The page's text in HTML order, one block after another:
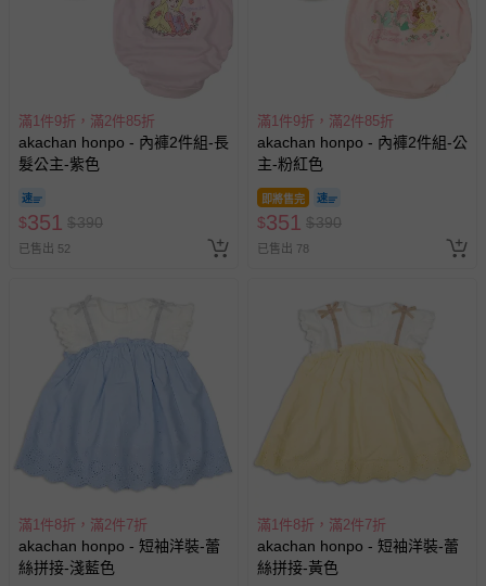
滿1件9折，滿2件85折
akachan honpo - 內褲2件組-長
髮公主-紫色
$351 $390
已售出 52
滿1件9折，滿2件85折
akachan honpo - 內褲2件組-公
主-粉紅色
即將售完
$351 $390
已售出 78
滿1件8折，滿2件7折
akachan honpo - 短袖洋裝-蕾
絲拼接-淺藍色
滿1件8折，滿2件7折
akachan honpo - 短袖洋裝-蕾
絲拼接-黃色